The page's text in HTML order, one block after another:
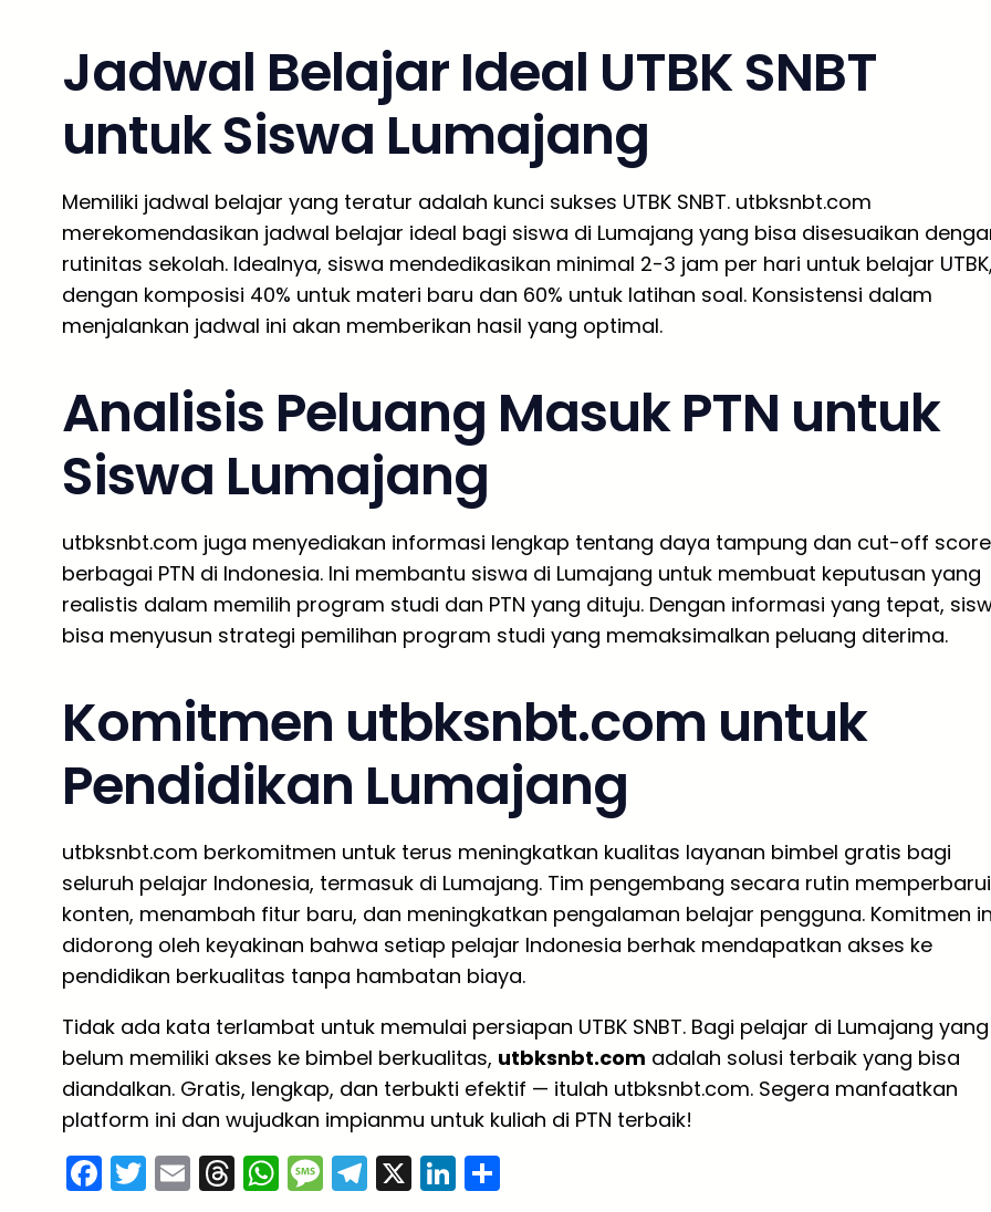
Jadwal Belajar Ideal UTBK SNBT
untuk Siswa Lumajang
Memiliki jadwal belajar yang teratur adalah kunci sukses UTBK SNBT. utbksnbt.com
merekomendasikan jadwal belajar ideal bagi siswa di Lumajang yang bisa disesuaikan
rutinitas sekolah. Idealnya, siswa mendedikasikan minimal 2-3 jam per hari untuk belajar
dengan komposisi 40% untuk materi baru dan 60% untuk latihan soal. Konsistensi dalam
menjalankan jadwal ini akan memberikan hasil yang optimal.
Analisis Peluang Masuk PTN untuk
Siswa Lumajang
utbksnbt.com juga menyediakan informasi lengkap tentang daya tampung dan cut-off score
berbagai PTN di Indonesia. Ini membantu siswa di Lumajang untuk membuat keputusan yang
realistis dalam memilih program studi dan PTN yang dituju. Dengan informasi yang tepat,
bisa menyusun strategi pemilihan program studi yang memaksimalkan peluang diterima.
Komitmen utbksnbt.com untuk
Pendidikan Lumajang
utbksnbt.com berkomitmen untuk terus meningkatkan kualitas layanan bimbel gratis bagi
seluruh pelajar Indonesia, termasuk di Lumajang. Tim pengembang secara rutin memperbarui
konten, menambah fitur baru, dan meningkatkan pengalaman belajar pengguna. Komitmen
didorong oleh keyakinan bahwa setiap pelajar Indonesia berhak mendapatkan akses ke
pendidikan berkualitas tanpa hambatan biaya.
Tidak ada kata terlambat untuk memulai persiapan UTBK SNBT. Bagi pelajar di Lumajang yang
belum memiliki akses ke bimbel berkualitas, utbksnbt.com adalah solusi terbaik yang bisa
diandalkan. Gratis, lengkap, dan terbukti efektif — itulah utbksnbt.com. Segera manfaatkan
platform ini dan wujudkan impianmu untuk kuliah di PTN terbaik!
F T E T W M T X Li